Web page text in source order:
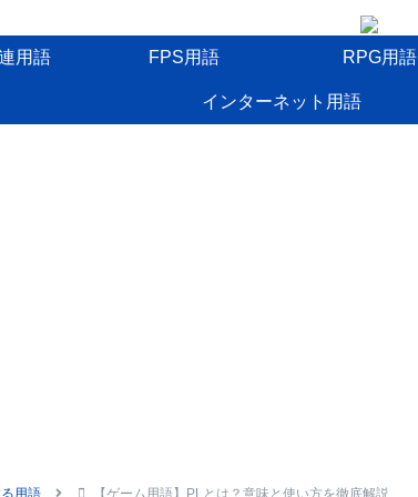
用語 FPS用語 RPG用語
インターネット用語
用語 【ゲーム用語】PLとは？意味と使い方を徹底解説